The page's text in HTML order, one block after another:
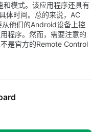
模式。该应用程序还具有
体时间。总的来说，AC
他们的Android设备上控
程序。然而，需要注意的
是官方的Remote Control